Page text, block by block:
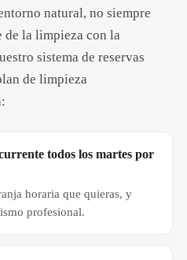
natural, no siempre
de la limpieza con la
sistema de reservas
de limpieza
todos los martes por
horaria que quieras, y
profesional.